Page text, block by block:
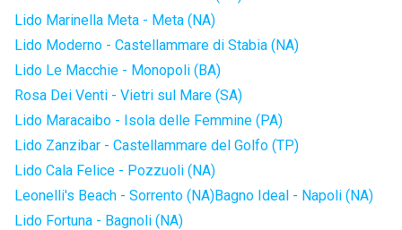
Lido Marinella Meta - Meta (NA)
Lido Moderno - Castellammare di Stabia (NA)
Lido Le Macchie - Monopoli (BA)
Rosa Dei Venti - Vietri sul Mare (SA)
Lido Maracaibo - Isola delle Femmine (PA)
Lido Zanzibar - Castellammare del Golfo (TP)
Lido Cala Felice - Pozzuoli (NA)
Leonelli's Beach - Sorrento (NA)Bagno Ideal - Napoli (NA)
Lido Fortuna - Bagnoli (NA)